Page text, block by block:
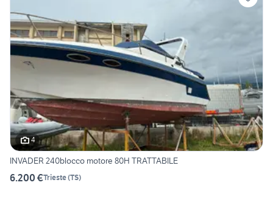
4
INVADER 240blocco motore 80H TRATTABILE
6.200 €Trieste(TS)